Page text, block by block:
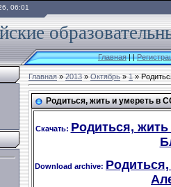
06:01
Главная||
Главная»2013 » Октябрь » 1»
Родиться, жить и умереть в
Скачать: Родиться,
Download archive: